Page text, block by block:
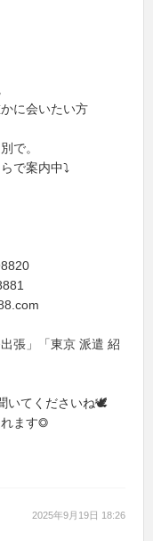
に会いたい方
で。
で案内中⤵
張」「東京 派遣 紹
いてくださいね🕊
れます◎
2025年9月19日 18:26